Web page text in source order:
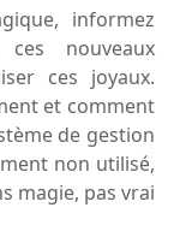
informez
nouveaux
ces joyaux.
et comment
de gestion
non utilisé,
magie, pas vrai